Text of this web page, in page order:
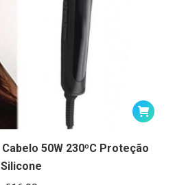
50W 230ºC Proteção
Silicone